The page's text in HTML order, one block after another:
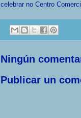
celebrar no Centro
Ningún
Publicar un